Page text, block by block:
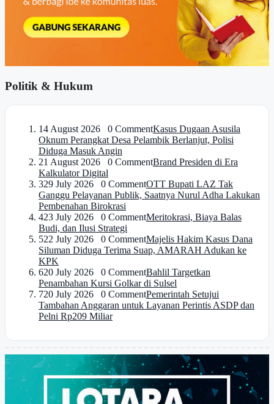
Politik & Hukum
14 August 2026 0 CommentKasus Dugaan Asusila
Oknum Perangkat Desa Pelambik Berlanjut, Polisi
Diduga Masuk Angin
21 August 2026 0 CommentBrand Presiden di Era
Kalkulator Digital
329 July 2026 0 CommentOTT Bupati LAZ Tak
Ganggu Pelayanan Publik, Saatnya Nurul Adha Lakukan
Pembenahan Birokrasi
423 July 2026 0 CommentMeritokrasi, Biaya Balas
Budi, dan Ilusi Strategi
522 July 2026 0 CommentMajelis Hakim Kasus Dana
Siluman Diduga Terima Suap, AMARAH Adukan ke
KPK
620 July 2026 0 CommentBahlil Targetkan
Penambahan Kursi Golkar di Sulsel
720 July 2026 0 CommentPemerintah Setujui
Tambahan Anggaran untuk Layanan Perintis ASDP dan
Pelni Rp209 Miliar